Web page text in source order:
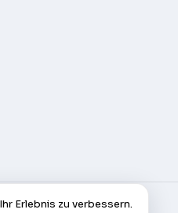
Erlebnis zu verbessern.